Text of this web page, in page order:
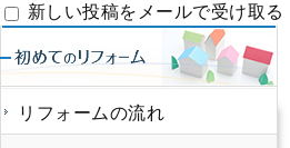
新しい投稿をメールで受け取る
リフォームの流れ